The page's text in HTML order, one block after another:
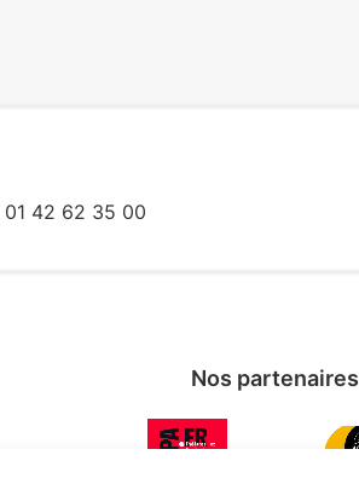
01 42 62 35 00
Nos partenaires